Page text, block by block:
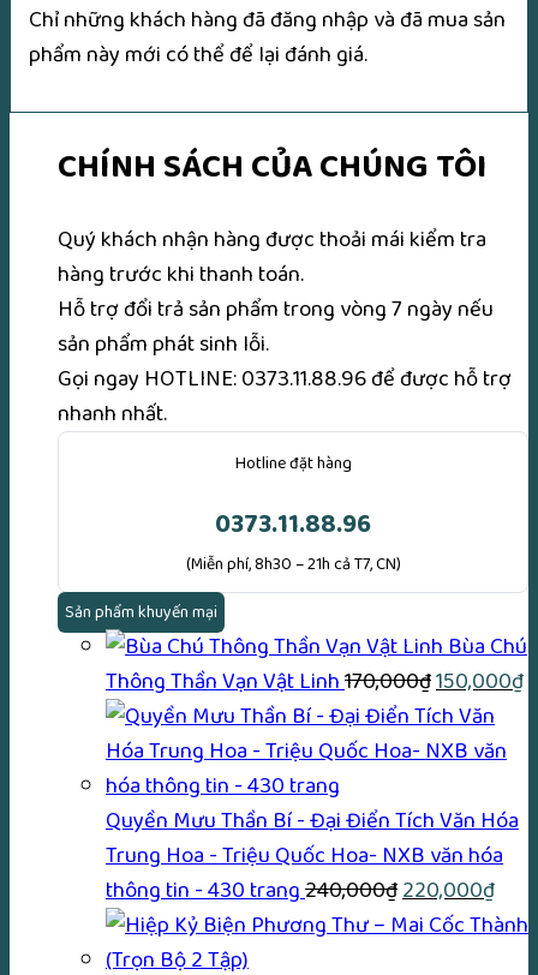
Chỉ những khách hàng đã đăng nhập và đã mua sản
phẩm này mới có thể để lại đánh giá.
CHÍNH SÁCH CỦA CHÚNG TÔI
Quý khách nhận hàng được thoải mái kiểm tra
hàng trước khi thanh toán.
Hỗ trợ đổi trả sản phẩm trong vòng 7 ngày nếu
sản phẩm phát sinh lỗi.
Gọi ngay HOTLINE: 0373.11.88.96để được hỗ trợ
nhanh nhất.
Hotline đặt hàng
0373.11.88.96
(Miễn phí, 8h30 – 21h cả T7, CN)
Sản phẩm khuyến mại
Bùa Chú
Thông Thần Vạn Vật Linh170,000₫Giá
gốc
là:
150,000₫
Quyền Mưu Thần Bí - Đại Điển Tích Văn Hóa
Trung Hoa - Triệu Quốc Hoa- NXB văn hóa
thông tin - 430 trang240,000₫Giá
gốc
220,000₫Giá
hiện